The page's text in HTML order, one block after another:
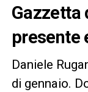
Gazzetta
presente
Daniele
di gennaio.